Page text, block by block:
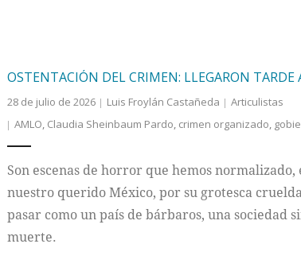
OSTENTACIÓN DEL CRIMEN: LLEGARON TARDE
28 de julio de 2026 Luis Froylán Castañeda
Articulistas
AMLO Claudia Sheinbaum Pardo crimen organizado
Son escenas de horror que hemos
nuestro querido México, por su grotesca
pasar como un país de bárbaros, una sociedad
muerte.